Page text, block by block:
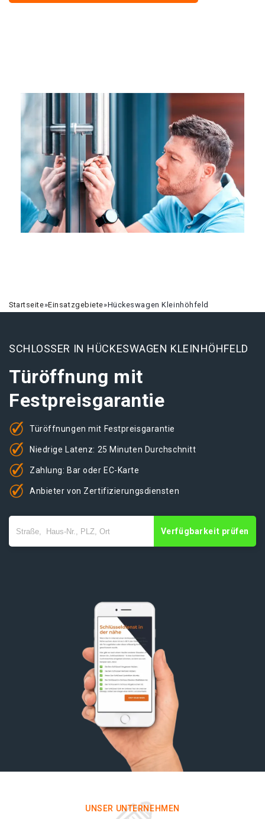
Startseite»Einsatzgebiete»Hückeswagen Kleinhöhfeld
SCHLOSSER IN HÜCKESWAGEN KLEINHÖHFELD
Türöffnung mit
Festpreisgarantie
Türöffnungen mit Festpreisgarantie
Niedrige Latenz: 25 Minuten Durchschnitt
Zahlung: Bar oder EC-Karte
Anbieter von Zertifizierungsdiensten
Verfügbarkeit prüfen
UNSER UNTERNEHMEN